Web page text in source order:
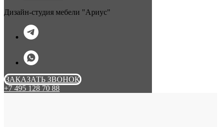
Дизайн-студия мебели "Ариус"
ЗАКАЗАТЬ ЗВОНОК
+7 495 128 70 88